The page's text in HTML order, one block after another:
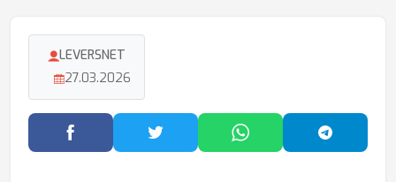
LEVERSNET
27.03.2026
Facebook'ta PaylaşTwitter'da PaylaşWhatsApp'ta Paylaş